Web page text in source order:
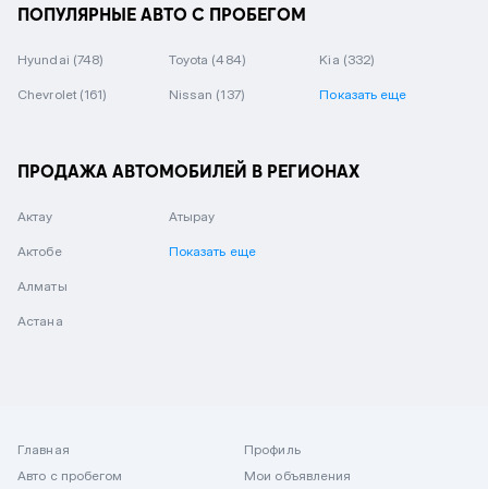
ПОПУЛЯРНЫЕ АВТО С ПРОБЕГОМ
Hyundai (748) Toyota (484) Kia (332)
Chevrolet (161) Nissan (137) Показать еще
ПРОДАЖА АВТОМОБИЛЕЙ В РЕГИОНАХ
Актау
Актобе
Алматы
Астана
Атырау
Показать еще
Главная
Авто с пробегом
Профиль
Мои объявления